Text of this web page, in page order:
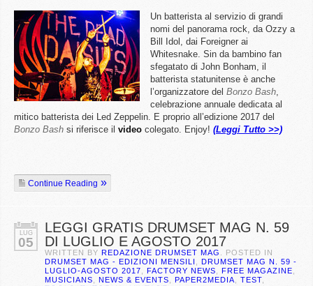
Un batterista al servizio di grandi
nomi del panorama rock, da Ozzy a
Bill Idol, dai Foreigner ai
Whitesnake. Sin da bambino fan
sfegatato di John Bonham, il
batterista statunitense è anche
l’organizzatore del Bonzo Bash,
celebrazione annuale dedicata al
mitico batterista dei Led Zeppelin. E proprio all’edizione 2017 del
Bonzo Bash si riferisce il video colegato. Enjoy! (Leggi Tutto >>)
Continue Reading
LUG
05
LEGGI GRATIS DRUMSET MAG N. 59
DI LUGLIO E AGOSTO 2017
WRITTEN BY REDAZIONE DRUMSET MAG
. POSTED IN
DRUMSET MAG - EDIZIONI MENSILI
DRUMSET MAG N. 59 -
LUGLIO-AGOSTO 2017
FACTORY NEWS FREE MAGAZINE
MUSICIANS
NEWS & EVENTS PAPER2MEDIA TEST